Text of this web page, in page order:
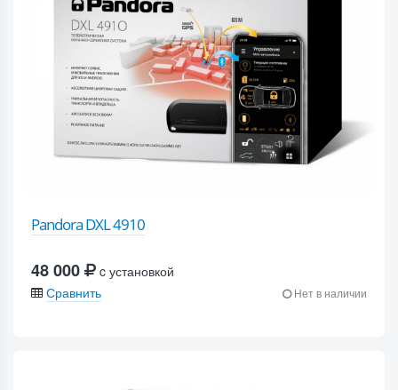
Pandora DXL 4910
48 000
c установкой
Сравнить
Нет в наличии